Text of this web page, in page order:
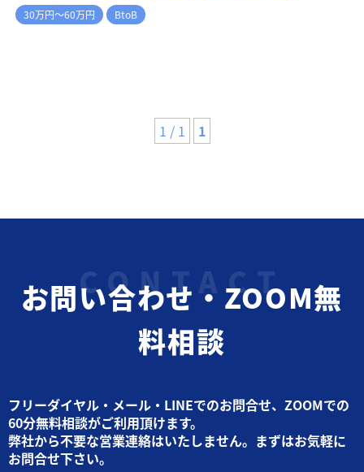
30万円～60万円
BtoB
1 / 1 1
お問い合わせ・ZOOM無
料相談
フリーダイヤル・メール・LINEでのお問合せ、ZOOMでの
60分無料相談がご利用頂けます。
弊社から不要な営業連絡はいたしません。まずはお気軽に
お問合せ下さい。